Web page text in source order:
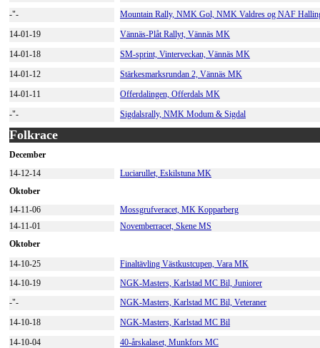
-"-
Mountain Rally, NMK Gol, NMK Valdres og NAF
14-01-19
Vännäs-Plåt Rallyt, Vännäs MK
14-01-18
SM-sprint, Vinterveckan, Vännäs MK
14-01-12
Stärkesmarksrundan 2, Vännäs MK
14-01-11
Offerdalingen, Offerdals MK
-"-
Sigdalsrally, NMK Modum & Sigdal
Folkrace
December
14-12-14
Luciarullet, Eskilstuna MK
Oktober
14-11-06
Mossgrufveracet, MK Kopparberg
14-11-01
Novemberracet, Skene MS
Oktober
14-10-25
Finaltävling Västkustcupen, Vara MK
14-10-19
NGK-Masters, Karlstad MC Bil, Juniorer
-"-
NGK-Masters, Karlstad MC Bil, Veteraner
14-10-18
NGK-Masters, Karlstad MC Bil
14-10-04
40-årskalaset, Munkfors MC